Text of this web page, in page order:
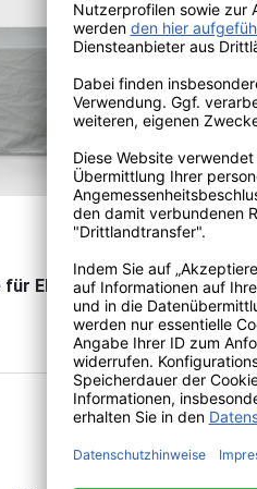
Elephant